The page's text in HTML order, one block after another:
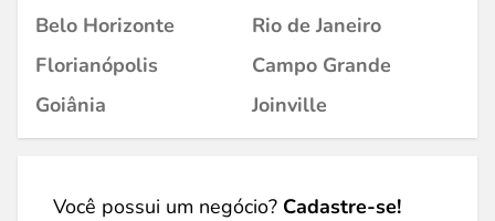
Belo Horizonte
Rio de Janeiro
Florianópolis
Campo Grande
Goiânia
Joinville
Você possui um negócio? Cadastre-se!